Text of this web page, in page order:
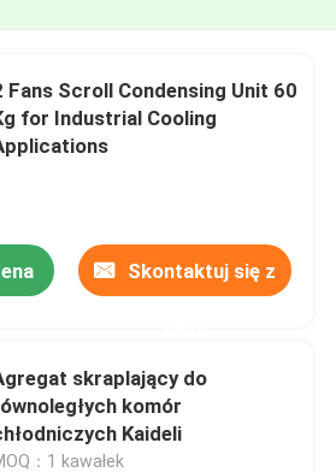
Fans Scroll Condensing Unit 60
for Industrial Cooling
Skontaktuj się z
skraplający do
komór
Kaideli
：1 kawałek